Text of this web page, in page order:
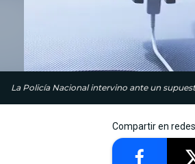
La Policía Nacional intervino ante un
Compartir en redes